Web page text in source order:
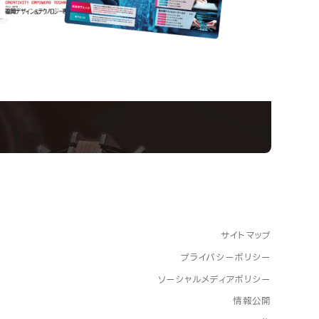
サイトマップ
プライバシーポリシー
ソーシャルメディアポリシー
情報公開